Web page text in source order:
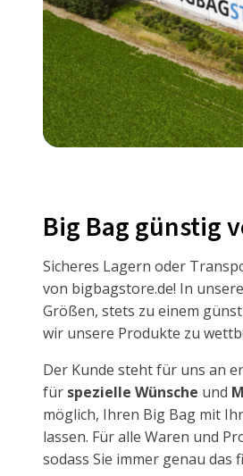
Big Bag günstig
Sicheres Lagern oder
von bigbagstore.de! In
Größen, stets zu einem
wir unsere Produkte zu
Der Kunde steht für uns an
für spezielle Wünsche und
möglich, Ihren Big Bag mit
lassen. Für alle Waren und
sodass Sie immer genau das